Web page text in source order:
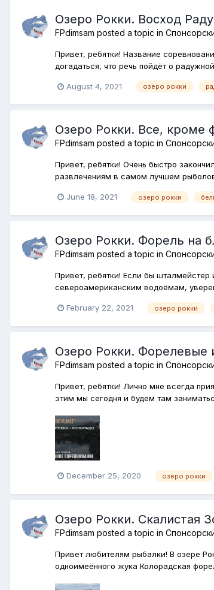
Озеро Рокки. Восход
FPdimsam posted a topic in
Привет, ребятки! Название
догадаться, что речь пойдёт о
August 4, 2021 озеро рокки
Озеро Рокки. Все, кроме
FPdimsam posted a topic in
Привет, ребятки! Очень быстро
развлечениям в самом лучшем
June 18, 2021 озеро рокки
Озеро Рокки. Форель на
FPdimsam posted a topic in
Привет, ребятки! Если бы
североамериканским водоёмам,
February 22, 2021 озеро рокки
Озеро Рокки. Форелевые
FPdimsam posted a topic in
Привет, ребятки! Лично мне всегда
этим мы сегодня и будем там
December 25, 2020 озеро рокки
Озеро Рокки. Скалистая
FPdimsam posted a topic in
Привет любителям рыбалки! В озере
одноимеённого жука Колорадская